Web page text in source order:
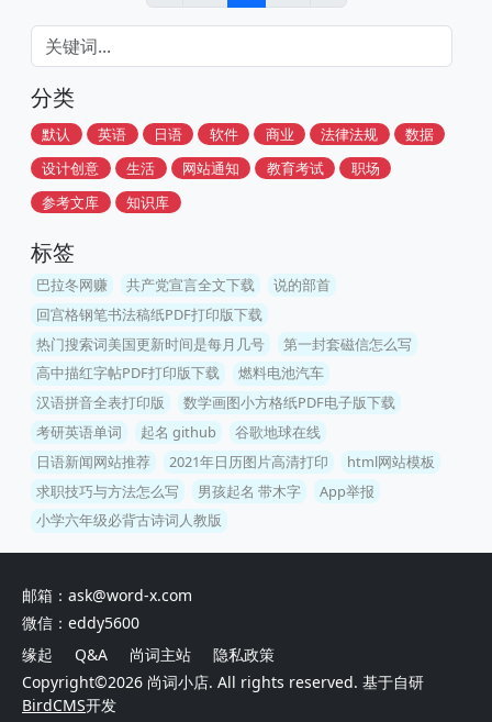
分类
默认 英语 日语 软件 商业 法律法规
数据
设计创意
生活 网站通知 教育考试
职场
参考文库
知识库
标签
巴拉冬网赚 共产党宣言全文下载
说的部首
回宫格钢笔书法稿纸PDF打印版下载
热门搜索词美国更新时间是每月几号
第一封套磁信怎么写
高中描红字帖PDF打印版下载
燃料电池汽车
汉语拼音全表打印版
数学画图小方格纸PDF电子版下载
考研英语单词
起名 github
谷歌地球在线
日语新闻网站推荐
2021年日历图片高清打印
html网站模板
求职技巧与方法怎么写
男孩起名 带木字
App举报
小学六年级必背古诗词人教版
邮箱：ask@word-x.com
微信：eddy5600
缘起
Q&A 尚词主站
隐私政策
Copyright©2026 尚词小店. All rights reserved. 基于自研
BirdCMS开发